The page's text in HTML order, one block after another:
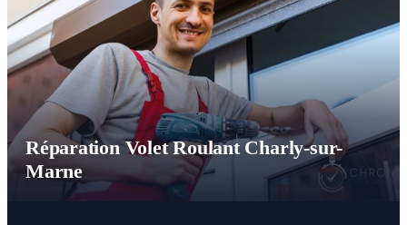
Réparation Volet Roulant Charly-sur-
Marne